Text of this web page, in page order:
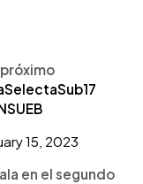
próximo
15, 2023
en el segundo